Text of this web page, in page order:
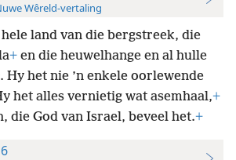
Wêreld-vertaling
land van die bergstreek, die
+ en die heuwelhange en al hulle
het nie ’n enkele oorlewende
het alles vernietig wat asemhaal,+
die God van Israel, beveel het.+